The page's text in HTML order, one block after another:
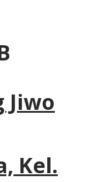
Jiwo
Kel.